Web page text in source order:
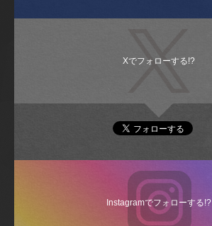
Xでフォローする!?
Instagramでフォローする!?